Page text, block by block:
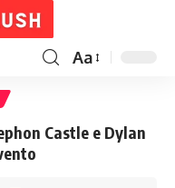
Aa
Castle e Dylan